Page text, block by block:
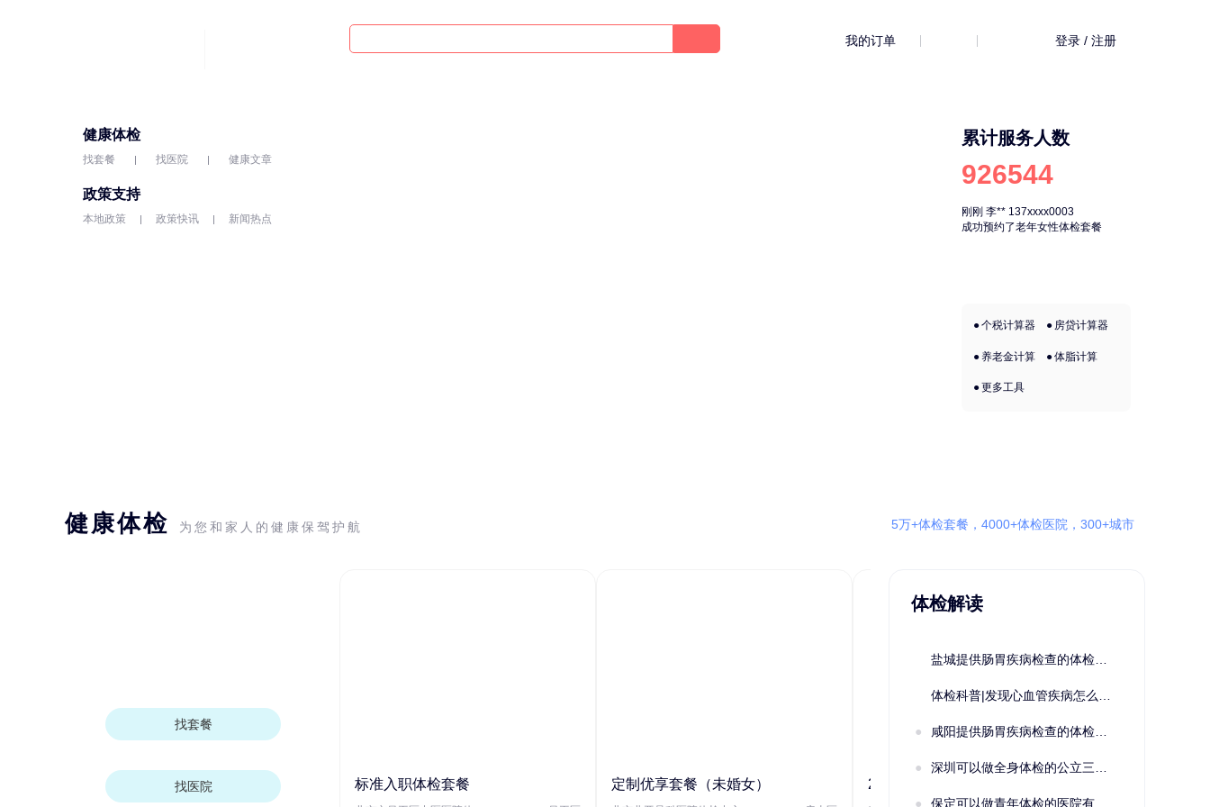
我的订单 登录 / 注册
健康体检
找套餐 找医院 健康文章
政策支持
本地政策 政策快讯 新闻热点
累计服务人数
926544
刚刚 李** 137xxxx0003
成功预约了老年女性体检套餐
个税计算器 房贷计算器
养老金计算 体脂计算
更多工具
健康体检 为您和家人的健康保驾护航 5万+体检套餐，4000+体检医院，300+城市
找套餐
找医院 标准入职体检套餐 定制优享套餐（未婚女） 2022定制C套餐 女未婚
体检解读
盐城提供肠胃疾病检查的体检套餐有哪些？体检机构有哪些选择？如何预约？
体检科普|发现心血管疾病怎么办？
咸阳提供肠胃疾病检查的体检套餐有哪些？体检机构有哪些选择？如何预约？
深圳可以做全身体检的公立三甲医院及体检套餐汇总
保定可以做青年体检的医院有哪些？有哪些套餐可以选择？